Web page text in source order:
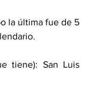
la última fue de 5
tiene): San Luis